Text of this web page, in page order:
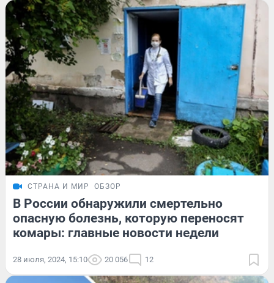
СТРАНА И МИР ОБЗОР
В России обнаружили смертельно
опасную болезнь, которую переносят
комары: главные новости недели
28 июля, 2024, 15:10 20 056 12